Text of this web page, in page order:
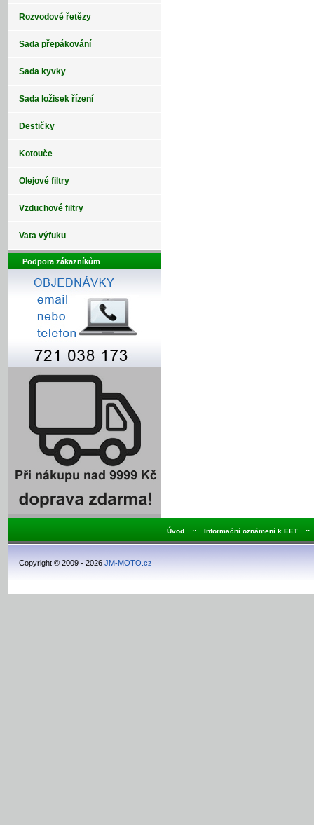
Rozvodové řetězy
Sada přepákování
Sada kyvky
Sada ložisek řízení
Destičky
Kotouče
Olejové filtry
Vzduchové filtry
Vata výfuku
Podpora zákazníkům
Úvod :: Informační oznámení k EET ::
Copyright © 2009 - 2026 JM-MOTO.cz